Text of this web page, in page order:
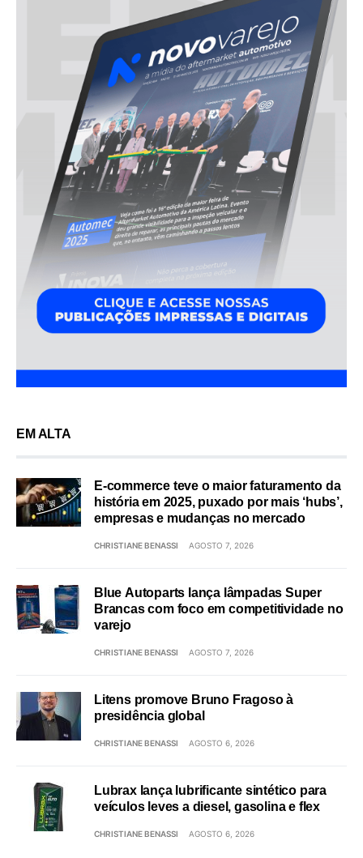
EM ALTA
E-commerce teve o maior faturamento da
história em 2025, puxado por mais ‘hubs’,
empresas e mudanças no mercado
CHRISTIANE BENASSI AGOSTO 7, 2026
Blue Autoparts lança lâmpadas Super
Brancas com foco em competitividade no
varejo
CHRISTIANE BENASSI AGOSTO 7, 2026
Litens promove Bruno Fragoso à
presidência global
CHRISTIANE BENASSI AGOSTO 6, 2026
Lubrax lança lubrificante sintético para
veículos leves a diesel, gasolina e flex
CHRISTIANE BENASSI AGOSTO 6, 2026